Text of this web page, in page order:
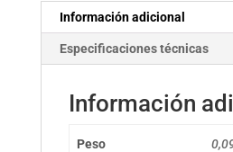
Información adicional
Especificaciones técnicas
Información
Peso